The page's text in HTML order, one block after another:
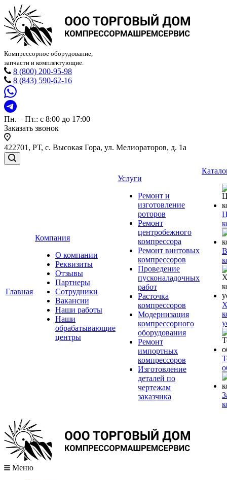
Компрессорное оборудование,
запчасти и комплектующие.
8 (800) 200-95-98
8 (843) 590-62-16
Пн. – Пт.: с 8:00 до 17:00
Заказать звонок
422701, РТ, с. Высокая Гора, ул. Мелиораторов, д. 1а
Главная
Компания
О компании
Реквизиты
Отзывы
Партнеры
Сотрудники
Вакансии
Наши работы
Наши
обрабатывающие
центры
Услуги
Ремонт и
изготовление
роторов
Ремонт
центробежного
компрессора
Ремонт винтовых
компрессоров
Проведение
пусконаладочных
работ
Расточка
компрессоров
Модернизация
компрессорного
оборудования
Ремонт
импортных
компрессоров
Изготовление
деталей по
чертежам
заказчика
Меню